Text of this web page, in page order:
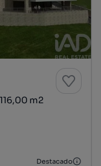
m2
Destacado